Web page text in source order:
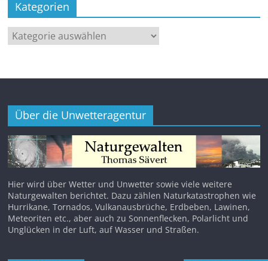
Kategorien
Kategorien
Über die Unwetteragentur
Hier wird über Wetter und Unwetter sowie viele weitere
Naturgewalten berichtet. Dazu zählen Naturkatastrophen wie
Hurrikane, Tornados, Vulkanausbrüche, Erdbeben, Lawinen,
Meteoriten etc., aber auch zu Sonnenflecken, Polarlicht und
Unglücken in der Luft, auf Wasser und Straßen.